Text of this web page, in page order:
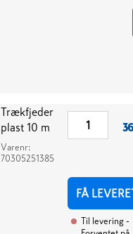
Trækfjeder
plast 10 m
Varenr:
70305251385
FÅ
Til levering -